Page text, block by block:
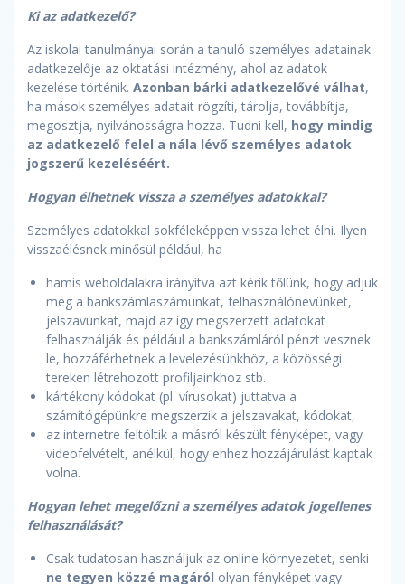
Ki az adatkezelő?
Az iskolai tanulmányai során a tanuló személyes adatainak
adatkezelője az oktatási intézmény, ahol az adatok
kezelése történik. Azonban bárki adatkezelővé válhat,
ha mások személyes adatait rögzíti, tárolja, továbbítja,
megosztja, nyilvánosságra hozza. Tudni kell, hogy mindig
az adatkezelő felel a nála lévő személyes adatok
jogszerű kezeléséért.
Hogyan élhetnek vissza a személyes adatokkal?
Személyes adatokkal sokféleképpen vissza lehet élni. Ilyen
visszaélésnek minősül például, ha
hamis weboldalakra irányítva azt kérik tőlünk, hogy adjuk
meg a bankszámlaszámunkat, felhasználónevünket,
jelszavunkat, majd az így megszerzett adatokat
felhasználják és például a bankszámláról pénzt vesznek
le, hozzáférhetnek a levelezésünkhöz, a közösségi
tereken létrehozott profiljainkhoz stb.
kártékony kódokat (pl. vírusokat) juttatva a
számítógépünkre megszerzik a jelszavakat, kódokat,
az internetre feltöltik a másról készült fényképet, vagy
videofelvételt, anélkül, hogy ehhez hozzájárulást kaptak
volna.
Hogyan lehet megelőzni a személyes adatok jogellenes
felhasználását?
Csak tudatosan használjuk az online környezetet, senki
ne tegyen közzé magáról olyan fényképet vagy